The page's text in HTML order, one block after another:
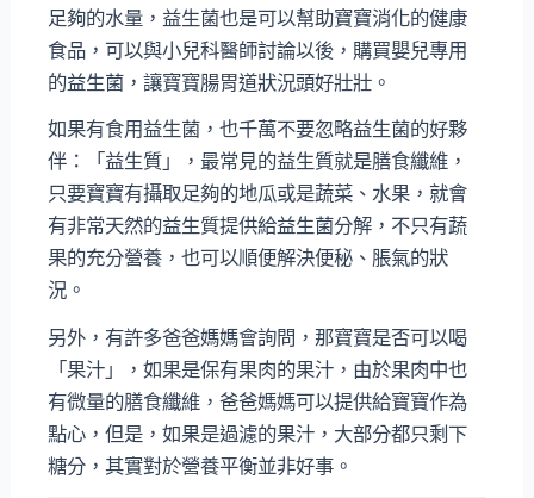
足夠的水量，益生菌也是可以幫助寶寶消化的健康
食品，可以與小兒科醫師討論以後，購買嬰兒專用
的益生菌，讓寶寶腸胃道狀況頭好壯壯。
如果有食用益生菌，也千萬不要忽略益生菌的好夥
伴：「益生質」，最常見的益生質就是膳食纖維，
只要寶寶有攝取足夠的地瓜或是蔬菜、水果，就會
有非常天然的益生質提供給益生菌分解，不只有蔬
果的充分營養，也可以順便解決便秘、脹氣的狀
況。
另外，有許多爸爸媽媽會詢問，那寶寶是否可以喝
「果汁」，如果是保有果肉的果汁，由於果肉中也
有微量的膳食纖維，爸爸媽媽可以提供給寶寶作為
點心，但是，如果是過濾的果汁，大部分都只剩下
糖分，其實對於營養平衡並非好事。